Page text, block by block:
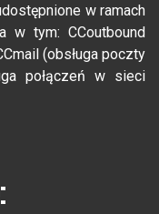
w ramach
w tym: CCoutbound
(obsługa poczty
połączeń w sieci